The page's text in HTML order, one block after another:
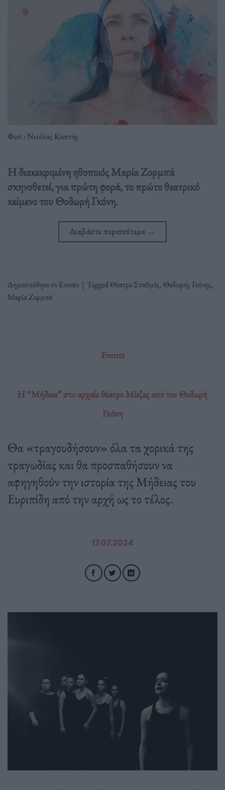
Φωτ.: Νικόλας Κωστής
Η διακεκριμένη ηθοποιός Μαρία Ζορμπά
σκηνοθετεί, για πρώτη φορά, το πρώτο θεατρικό
κείμενο του Θοδωρή Γκόνη.
Διαβάστε περισσότερα →
Δημοσιεύθηκε σεEvents | TaggedΘέατρο Σταθμός, Θοδωρής Γκόνης,
Μαρία Ζορμπά
Events
H “Mήδεια” στο αρχαίο θέατρο Μίεζας από τον Θοδωρή
Γκόνη
Θα «τραγουδήσουν» όλα τα χορικά της
τραγωδίας και θα προσπαθήσουν να
αφηγηθούν την ιστορία της Μήδειας του
Ευριπίδη από την αρχή ως το τέλος.
17.07.2024